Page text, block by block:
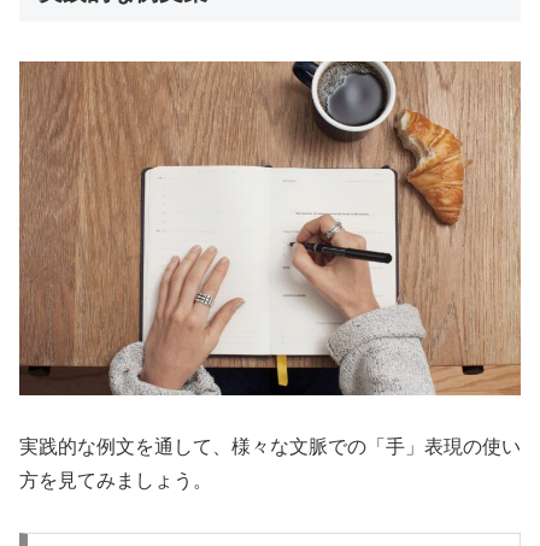
実践的な例文を通して、様々な文脈での「手」表現の使い
方を見てみましょう。